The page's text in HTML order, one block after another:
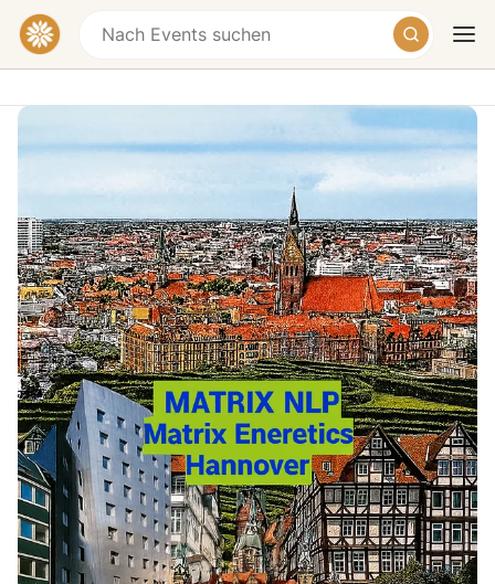
HeuteMorgenWochenende
Hannover NLP lernen MATRIX
Online + Vor Ort
€340
Matrix NLP Hannover – NLP
Hannover
Der Transformationskurs für
moderne Bewusstseins- und
Veränderungsarbeit